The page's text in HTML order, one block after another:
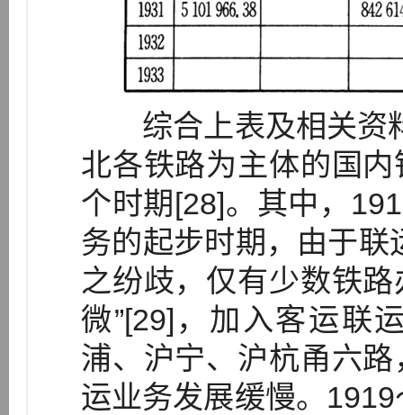
综合上表及相关资
北各铁路为主体的国
个时期[28]。其中，
务的起步时期，由于联
之纷歧，仅有少数铁
微”[29]，加入客运联
浦、沪宁、沪杭甬六
运业务发展缓慢。